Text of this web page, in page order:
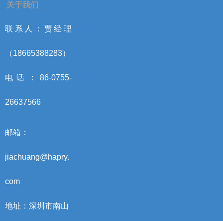
联系人：贾经理
（18665388283）
电话：86-0755-
26637566
邮箱：
jiachuang@hapry.
com
地址：深圳市南山
关于我们